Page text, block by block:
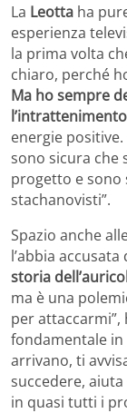
La Leotta ha
esperienza
la prima volta
chiaro, perché
Ma ho sempre
l’intrattenimento
energie
sono sicura che
progetto e sono
stachanovisti”.
Spazio anche
l’abbia accusata
storia
ma è una
per attaccarmi”,
fondamentale
arrivano, ti
succedere,
in quasi tutti i